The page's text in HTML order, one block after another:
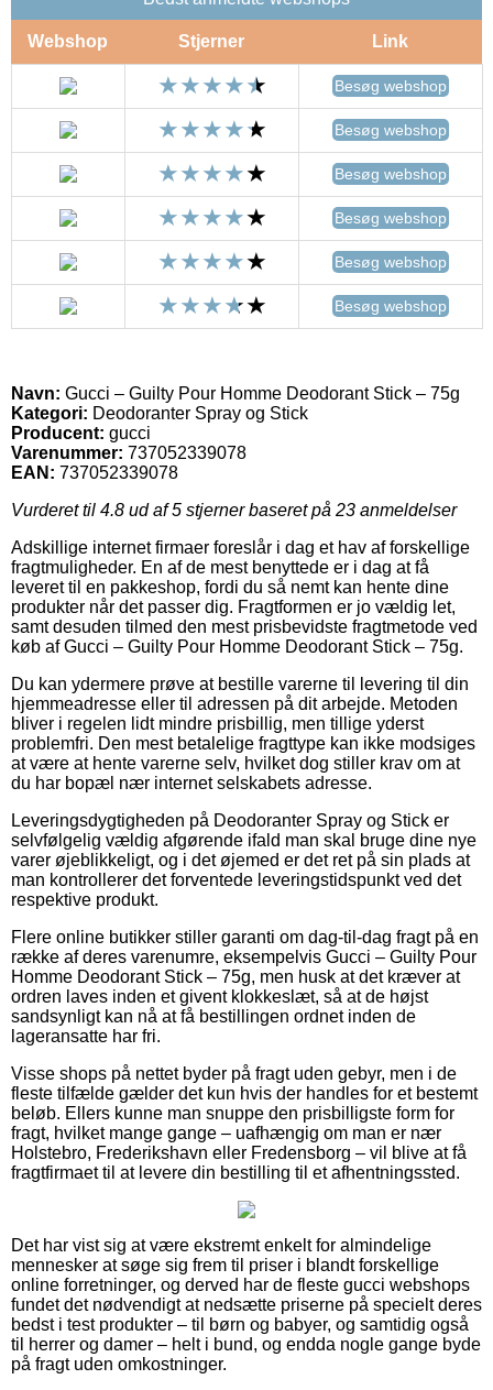
Webshop Stjerner Link
Besøg webshop
Besøg webshop
Besøg webshop
Besøg webshop
Besøg webshop
Besøg webshop
Navn: Gucci – Guilty Pour Homme Deodorant Stick – 75g
Kategori: Deodoranter Spray og Stick
Producent: gucci
Varenummer: 737052339078
EAN: 737052339078
Vurderet til 4.8 ud af 5 stjerner baseret på 23 anmeldelser
Adskillige internet firmaer foreslår i dag et hav af forskellige
fragtmuligheder. En af de mest benyttede er i dag at få
leveret til en pakkeshop, fordi du så nemt kan hente dine
produkter når det passer dig. Fragtformen er jo vældig let,
samt desuden tilmed den mest prisbevidste fragtmetode ved
køb af Gucci – Guilty Pour Homme Deodorant Stick – 75g.
Du kan ydermere prøve at bestille varerne til levering til din
hjemmeadresse eller til adressen på dit arbejde. Metoden
bliver i regelen lidt mindre prisbillig, men tillige yderst
problemfri. Den mest betalelige fragttype kan ikke modsiges
at være at hente varerne selv, hvilket dog stiller krav om at
du har bopæl nær internet selskabets adresse.
Leveringsdygtigheden på Deodoranter Spray og Stick er
selvfølgelig vældig afgørende ifald man skal bruge dine nye
varer øjeblikkeligt, og i det øjemed er det ret på sin plads at
man kontrollerer det forventede leveringstidspunkt ved det
respektive produkt.
Flere online butikker stiller garanti om dag-til-dag fragt på en
række af deres varenumre, eksempelvis Gucci – Guilty Pour
Homme Deodorant Stick – 75g, men husk at det kræver at
ordren laves inden et givent klokkeslæt, så at de højst
sandsynligt kan nå at få bestillingen ordnet inden de
lageransatte har fri.
Visse shops på nettet byder på fragt uden gebyr, men i de
fleste tilfælde gælder det kun hvis der handles for et bestemt
beløb. Ellers kunne man snuppe den prisbilligste form for
fragt, hvilket mange gange – uafhængig om man er nær
Holstebro, Frederikshavn eller Fredensborg – vil blive at få
fragtfirmaet til at levere din bestilling til et afhentningssted.
Det har vist sig at være ekstremt enkelt for almindelige
mennesker at søge sig frem til priser i blandt forskellige
online forretninger, og derved har de fleste gucci webshops
fundet det nødvendigt at nedsætte priserne på specielt deres
bedst i test produkter – til børn og babyer, og samtidig også
til herrer og damer – helt i bund, og endda nogle gange byde
på fragt uden omkostninger.